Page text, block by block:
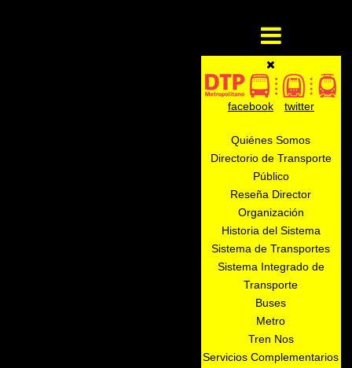
facebook twitter
Quiénes Somos
Directorio de Transporte
Público
Reseña Director
Organización
Historia del Sistema
Sistema de Transportes
Sistema Integrado de
Transporte
Buses
Metro
Tren Nos
Servicios Complementarios